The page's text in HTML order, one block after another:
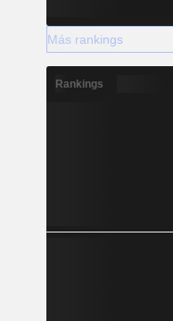
Más rankings
Rankings